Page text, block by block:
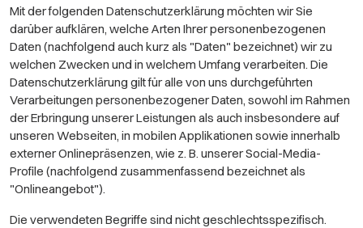
Mit der folgenden Datenschutzerklärung möchten wir Sie
darüber aufklären, welche Arten Ihrer personenbezogenen
Daten (nachfolgend auch kurz als "Daten" bezeichnet) wir zu
welchen Zwecken und in welchem Umfang verarbeiten. Die
Datenschutzerklärung gilt für alle von uns durchgeführten
Verarbeitungen personenbezogener Daten, sowohl im Rahmen
der Erbringung unserer Leistungen als auch insbesondere auf
unseren Webseiten, in mobilen Applikationen sowie innerhalb
externer Onlinepräsenzen, wie z. B. unserer Social-Media-
Profile (nachfolgend zusammenfassend bezeichnet als
"Onlineangebot").
Die verwendeten Begriffe sind nicht geschlechtsspezifisch.